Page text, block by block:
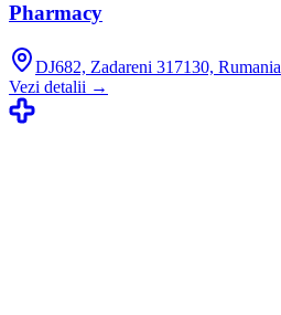
Pharmacy
DJ682, Zadareni 317130, Rumania
Vezi detalii →